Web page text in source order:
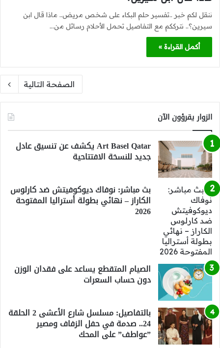
ننقل لكم خبر ..تفسير حلم البكاء على شخص مريض.. ماذا قال ابن
سيرين؟.. نترككم مع التفاصيل تحمل الأحلام رسائل من…
أكمل القراءة »
الصفحة التالية
الزوار يقرؤون الآن
Art Basel Qatar يكشف عن تنسيق عادل
جديد للنسخة الافتتاحية
بث مباشر: نوفاك ديوكوفيتش ضد كارلوس
الكاراز – نهائي بطولة أستراليا المفتوحة
2026
الصيام المتقطع يساعد على فقدان الوزن
دون حساب السعرات
بالتفاصيل: مسلسل شارع الأعشى 2 الحلقة
24.. صدمة في حفل الزفاف ومصير
”عواطف” على المحك